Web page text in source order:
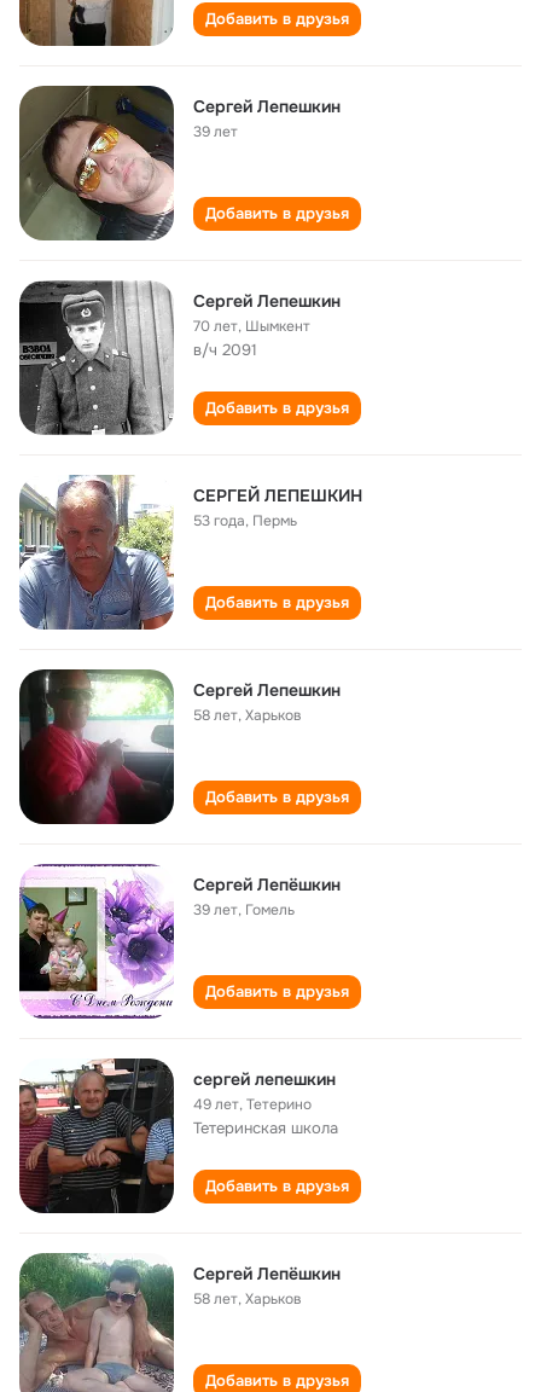
Добавить в друзья
Сергей Лепешкин
39 лет
Добавить в друзья
Сергей Лепешкин
70 лет, Шымкент
в/ч 2091
Добавить в друзья
СЕРГЕЙ ЛЕПЕШКИН
53 года, Пермь
Добавить в друзья
Сергей Лепешкин
58 лет,Харьков
Добавить в друзья
Сергей Лепёшкин
39 лет, Гомель
Добавить в друзья
сергей лепешкин
49 лет,Тетерино
Тетеринская школа
Добавить в друзья
Сергей Лепёшкин
58 лет,Харьков
Добавить в друзья